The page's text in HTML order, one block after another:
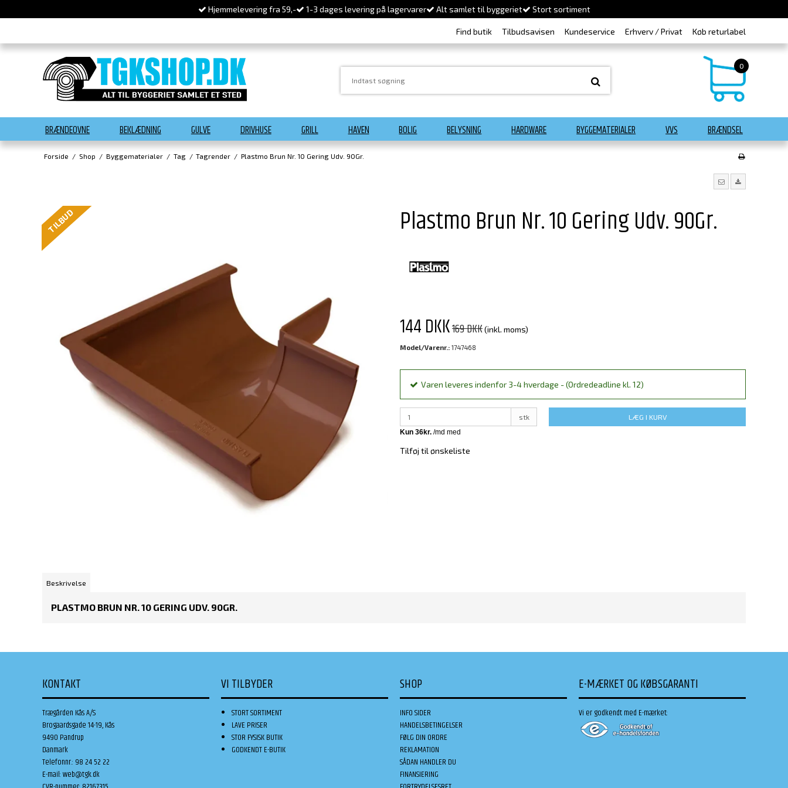
Hjemmelevering fra 59,- 1-3 dages levering på lagervarer Alt samlet til byggeriet Stort sortiment
Find butik Tilbudsavisen Kundeservice Erhverv / Privat Køb returlabel
0
BRÆNDEOVNE BEKLÆDNING GULVE DRIVHUSE GRILL HAVEN BOLIG BELYSNING HARDWARE BYGGEMATERIALER VVS BRÆNDSEL
Forside / Shop / Byggematerialer / Tag / Tagrender / Plastmo Brun Nr. 10 Gering Udv. 90Gr.
TILBUD Plastmo Brun Nr. 10 Gering Udv. 90Gr.
144 DKK169 DKK(inkl. moms)
Model/Varenr.: 1747468
Varen leveres indenfor 3-4 hverdage - (Ordredeadline kl. 12)
stk LÆG I KURV
Tilføj til ønskeliste
Beskrivelse
PLASTMO BRUN NR. 10 GERING UDV. 90GR.
KONTAKT
Trægården Kås A/S
Brogaardsgade 14-19, Kås
9490 Pandrup
Danmark
Telefonnr.: 98 24 52 22
E-mail:web@tgk.dk
VI TILBYDER
STORT SORTIMENT
LAVE PRISER
STOR FYSISK BUTIK
GODKENDT E-BUTIK
SHOP
INFO SIDER
HANDELSBETINGELSER
FØLG DIN ORDRE
REKLAMATION
SÅDAN HANDLER DU
FINANSIERING
E-MÆRKET OG KØBSGARANTI
Vi er godkendt med E-mærket: